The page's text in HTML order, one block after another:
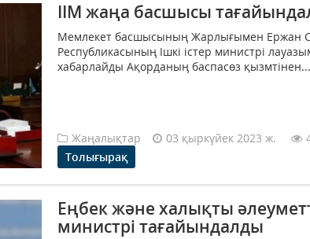
ІІМ жаңа басшысы
Мемлекет басшысының Жарлығымен Ержан
Республикасының Ішкі істер министрі
хабарлайды Ақорданың баспасөз
Жаңалықтар 03 қыркүйек 2023 ж.
Толығырақ
Еңбек және халықты
министрі тағайындалды